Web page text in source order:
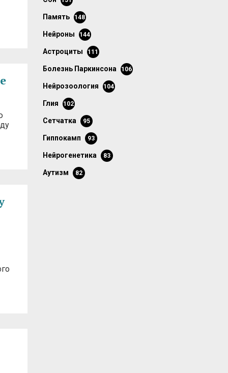
память 148
нейроны 144
астроциты 111
болезнь Паркинсона 106
нейрозоология 104
глия 102
сетчатка 95
гиппокамп 93
нейрогенетика 83
аутизм 82